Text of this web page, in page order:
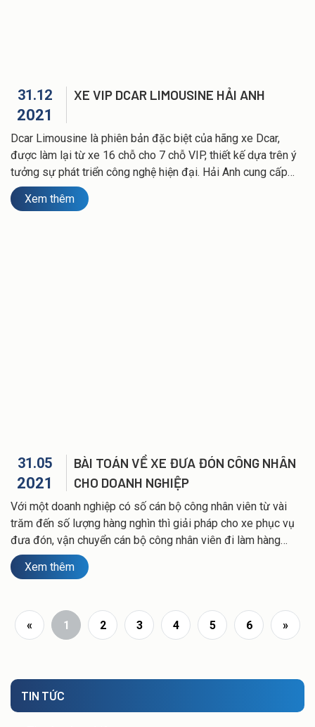
31.12
2021
XE VIP DCAR LIMOUSINE HẢI ANH
Dcar Limousine là phiên bản đặc biệt của hãng xe Dcar,
được làm lại từ xe 16 chỗ cho 7 chỗ VIP, thiết kế dựa trên ý
tưởng sự phát triển công nghệ hiện đại. Hải Anh cung cấp
dịch vụ xe VIP Dcar Limousine tại Hải Phòng phục vụ đưa
đón chuyên gia, đối tác và du lịch gia đình.
Xem thêm
31.05
2021
BÀI TOÁN VỀ XE ĐƯA ĐÓN CÔNG NHÂN
CHO DOANH NGHIỆP
Với một doanh nghiệp có số cán bộ công nhân viên từ vài
trăm đến số lượng hàng nghìn thì giải pháp cho xe phục vụ
đưa đón, vận chuyển cán bộ công nhân viên đi làm hàng
ngày sẽ là việc cần thiết. Việc yêu cầu về yếu tố thời gian và
an toàn để đảm bảo hiệu suất công việc tốt nhất cho người
Xem thêm
« 1 2 3 4 5 6 »
TIN TỨC